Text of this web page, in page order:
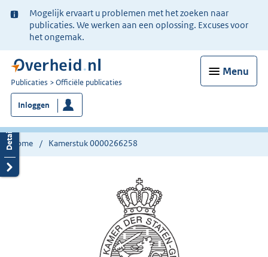
Ter
informatie:
Mogelijk ervaart u problemen met het zoeken naar
publicaties. We werken aan een oplossing. Excuses voor
het ongemak.
Menu
U
bent
nu
hier:
Publicaties Officiële publicaties
Inloggen
Home Kamerstuk 0000266258